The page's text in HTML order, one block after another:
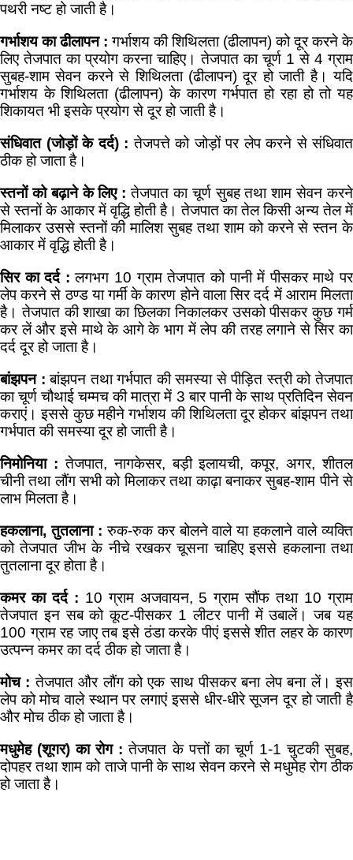
पथरी नष्ट हो जाती है।
गर्भाशय का ढीलापन :गर्भाशय की शिथिलता (ढीलापन) को दूर करने के
लिए तेजपात का प्रयोग करना चाहिए। तेजपात का चूर्ण 1 से 4 ग्राम
सुबह-शाम सेवन करने से शिथिलता (ढीलापन) दूर हो जाती है। यदि
गर्भाशय के शिथिलता (ढीलापन) के कारण गर्भपात हो रहा हो तो यह
शिकायत भी इसके प्रयोग से दूर हो जाती है।
संधिवात (जोड़ों के दर्द) :तेजपत्ते को जोड़ों पर लेप करने से संधिवात
ठीक हो जाता है।
स्तनों को बढ़ाने के लिए :तेजपात का चूर्ण सुबह तथा शाम सेवन करने
से स्तनों के आकार में वृद्धि होती है। तेजपात का तेल किसी अन्य तेल में
मिलाकर उससे स्तनों की मालिश सुबह तथा शाम को करने से स्तन के
आकार में वृद्धि होती है।
सिर का दर्द :लगभग 10 ग्राम तेजपात को पानी में पीसकर माथे पर
लेप करने से ठण्ड या गर्मी के कारण होने वाला सिर दर्द में आराम मिलता
है। तेजपात की शाखा का छिलका निकालकर उसको पीसकर कुछ गर्म
कर लें और इसे माथे के आगे के भाग में लेप की तरह लगाने से सिर का
दर्द दूर हो जाता है।
बांझपन :बांझपन तथा गर्भपात की समस्या से पीड़ित स्त्री को तेजपात
का चूर्ण चौथाई चम्मच की मात्रा में 3 बार पानी के साथ प्रतिदिन सेवन
कराएं। इससे कुछ महीने गर्भाशय की शिथिलता दूर होकर बांझपन तथा
गर्भपात की समस्या दूर हो जाती है।
निमोनिया :तेजपात, नागकेसर, बड़ी इलायची, कपूर, अगर, शीतल
चीनी तथा लौंग सभी को मिलाकर तथा काढ़ा बनाकर सुबह-शाम पीने से
लाभ मिलता है।
हकलाना,तुतलाना :रुक-रुक कर बोलने वाले या हकलाने वाले व्यक्ति
को तेजपात जीभ के नीचे रखकर चूसना चाहिए इससे हकलाना तथा
तुतलाना दूर होता है।
कमर का दर्द : 10 ग्राम अजवायन, 5 ग्राम सौंफ तथा 10 ग्राम
तेजपात इन सब को कूट-पीसकर 1 लीटर पानी में उबालें। जब यह
100 ग्राम रह जाए तब इसे ठंडा करके पीएं इससे शीत लहर के कारण
उत्पन्न कमर का दर्द ठीक हो जाता है।
मोच :तेजपात और लौंग को एक साथ पीसकर बना लेप बना लें। इस
लेप को मोच वाले स्थान पर लगाएं इससे धीर-धीरे सूजन दूर हो जाती है
और मोच ठीक हो जाता है।
मधुमेह (शूगर) का रोग :तेजपात के पत्तों का चूर्ण 1-1 चुटकी सुबह,
दोपहर तथा शाम को ताजे पानी के साथ सेवन करने से मधुमेह रोग ठीक
हो जाता है।